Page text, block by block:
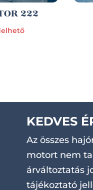
222
KEDVES
Az összes
motort nem
árváltoztatás
tájékoztató